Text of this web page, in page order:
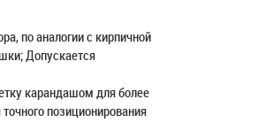
по аналогии с кирпичной
Допускается
карандашом для более
позиционирования